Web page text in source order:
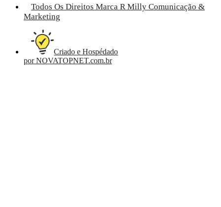
Todos Os Direitos Marca R Milly Comunicação &
Marketing
Criado e Hospédado
por NOVATOPNET.com.br